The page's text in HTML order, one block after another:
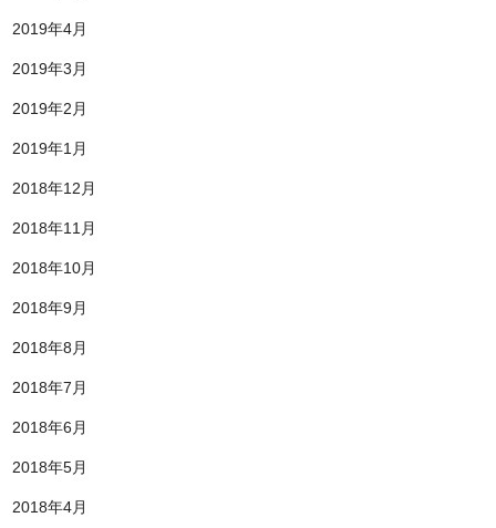
2019年4月
2019年3月
2019年2月
2019年1月
2018年12月
2018年11月
2018年10月
2018年9月
2018年8月
2018年7月
2018年6月
2018年5月
2018年4月